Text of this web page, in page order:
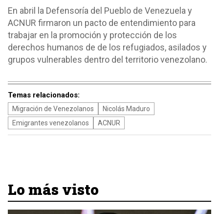
En abril la Defensoría del Pueblo de Venezuela y
ACNUR firmaron un pacto de entendimiento para
trabajar en la promoción y protección de los
derechos humanos de de los refugiados, asilados y
grupos vulnerables dentro del territorio venezolano.
Temas relacionados:
Migración de Venezolanos
Nicolás Maduro
Emigrantes venezolanos
ACNUR
Lo más visto